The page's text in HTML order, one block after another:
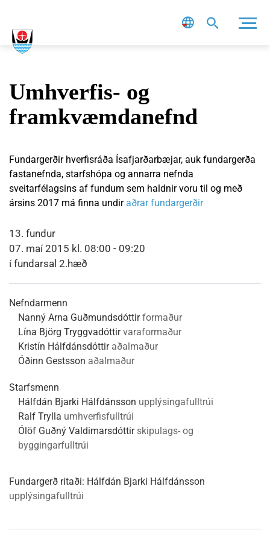
Umhverfis- og
framkvæmdanefnd
Fundargerðir hverfisráða Ísafjarðarbæjar, auk fundargerða
fastanefnda, starfshópa og annarra nefnda
sveitarfélagsins af fundum sem haldnir voru til og með
ársins 2017 má finna undir aðrar fundargerðir
13. fundur
07. maí 2015 kl. 08:00 - 09:20
í fundarsal 2.hæð
Nefndarmenn
Nanný Arna Guðmundsdóttir formaður
Lína Björg Tryggvadóttir varaformaður
Kristín Hálfdánsdóttir aðalmaður
Óðinn Gestsson aðalmaður
Starfsmenn
Hálfdán Bjarki Hálfdánsson upplýsingafulltrúi
Ralf Trylla umhverfisfulltrúi
Ólöf Guðný Valdimarsdóttir skipulags- og
byggingarfulltrúi
Fundargerð ritaði: Hálfdán Bjarki Hálfdánsson
upplýsingafulltrúi